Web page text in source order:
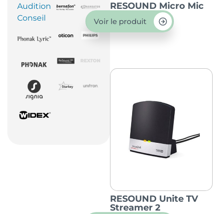
Audition
Conseil
RESOUND Micro Mic
Voir le produit
RESOUND Unite TV
Streamer 2